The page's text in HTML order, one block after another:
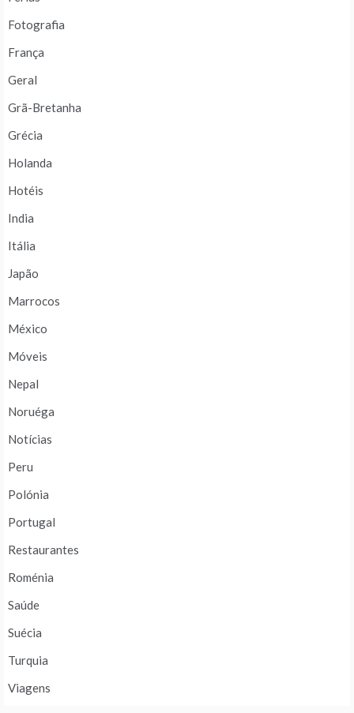
Fotografia
França
Geral
Grã-Bretanha
Grécia
Holanda
Hotéis
India
Itália
Japão
Marrocos
México
Móveis
Nepal
Noruéga
Notícias
Peru
Polónia
Portugal
Restaurantes
Roménia
Saúde
Suécia
Turquia
Viagens